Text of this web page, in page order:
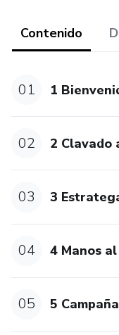
Contenido
01 1
02 2 Clavado
03 3
04 4 Manos
05 5